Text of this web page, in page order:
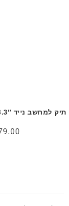
תיק למחשב נייד 13.3″ אפור כהה NOA